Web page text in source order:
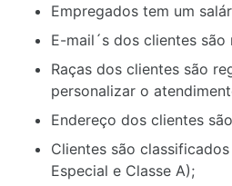
Empregados tem um
E-mail´s dos clientes são
Raças dos clientes são
personalizar o
Endereço dos clientes
Clientes são
Especial e Classe A);